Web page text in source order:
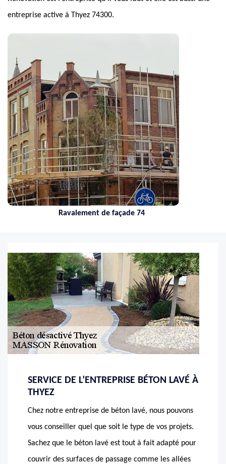
entreprise active à Thyez 74300.
Ravalement de façade 74
SERVICE DE L’ENTREPRISE BÉTON LAVÉ À
THYEZ
Chez notre entreprise de béton lavé, nous pouvons
vous conseiller quel que soit le type de vos projets.
Sachez que le béton lavé est tout à fait adapté pour
couvrir des surfaces de passage comme les allées